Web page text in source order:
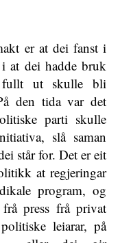
er at dei fanst i
at dei hadde bruk
fullt ut skulle bli
den tida var det
parti skulle
slå saman
står for. Det er eit
at regjeringar
program, og
press frå privat
leiarar, på